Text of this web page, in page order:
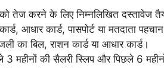
तेज करने के लिए निम्नलिखित दस्तावेज
आधार कार्ड, पासपोर्ट या मतदाता
का बिल, राशन कार्ड या आधार कार्ड।
3 महीनों की सैलरी स्लिप और पिछले 6